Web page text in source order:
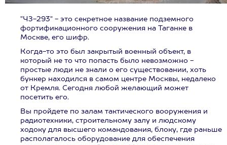
"ЧЗ-293" - это секретное название подземного
фортификационного сооружения на Таганке в
Москве, его шифр.
Когда-то это был закрытый военный объект, в
который не то что попасть было невозможно -
простые люди не знали о его существовании, хоть
бункер находился в самом центре Москвы, недалеко
от Кремля. Сегодня любой желающий может
посетить его.
Вы пройдете по залам тактического вооружения и
радиотехники, строительному залу и людскому
ходоку для высшего командования, блоку, где раньше
располагалось оборудование для обеспечения